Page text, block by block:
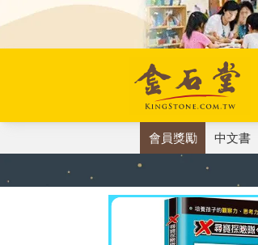
會員獎勵 中文書